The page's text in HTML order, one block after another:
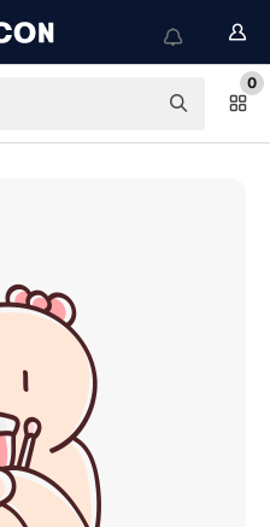
0